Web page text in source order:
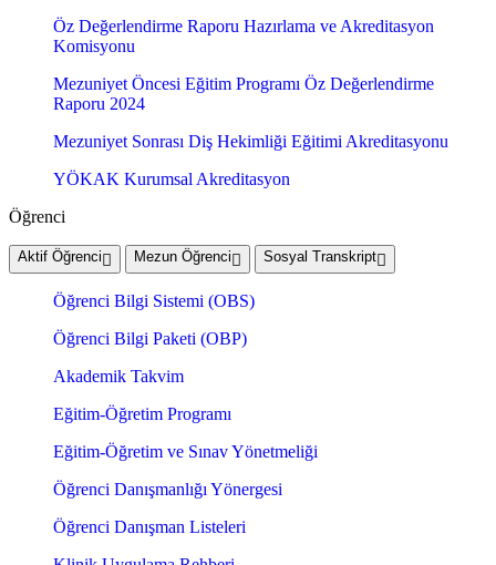
Öz Değerlendirme Raporu Hazırlama ve Akreditasyon
Komisyonu
Mezuniyet Öncesi Eğitim Programı Öz Değerlendirme
Raporu 2024
Mezuniyet Sonrası Diş Hekimliği Eğitimi Akreditasyonu
YÖKAK Kurumsal Akreditasyon
Öğrenci
Aktif Öğrenci Mezun Öğrenci Sosyal Transkript
Öğrenci Bilgi Sistemi (OBS)
Öğrenci Bilgi Paketi (OBP)
Akademik Takvim
Eğitim-Öğretim Programı
Eğitim-Öğretim ve Sınav Yönetmeliği
Öğrenci Danışmanlığı Yönergesi
Öğrenci Danışman Listeleri